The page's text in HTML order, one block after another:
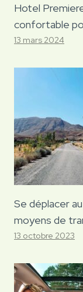
Hotel
confortable
13 mars 2024
Se déplacer
moyens de
13 octobre 2023